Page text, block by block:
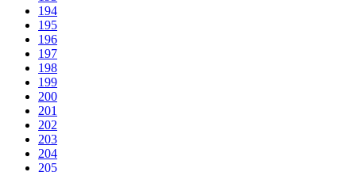
194
195
196
197
198
199
200
201
202
203
204
205